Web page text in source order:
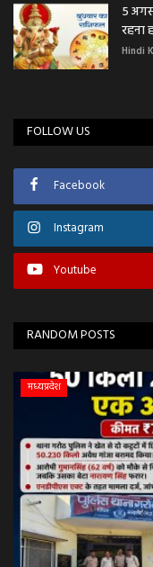
5
रहना
Hindi
FOLLOW US
Facebook
Instagram
Youtube
RANDOM POSTS
मध्यप्रदेश